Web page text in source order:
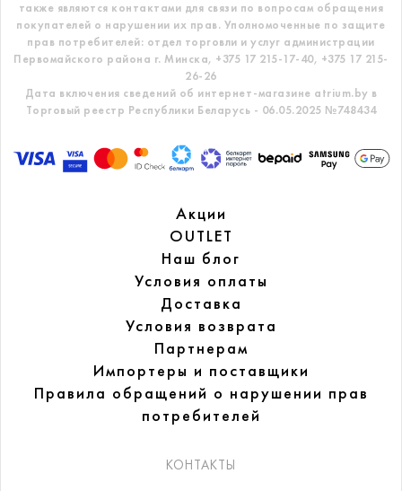
также являются контактами для связи по вопросам обращения
покупателей о нарушении их прав. Уполномоченные по защите
прав потребителей: отдел торговли и услуг администрации
Первомайского района г. Минска, +375 17 215-17-40, +375 17 215-
26-26
Дата включения сведений об интернет-магазине atrium.by в
Торговый реестр Республики Беларусь - 06.05.2025 №748434
Акции
OUTLET
Наш блог
Условия оплаты
Доставка
Условия возврата
Партнерам
Импортеры и поставщики
Правила обращений о нарушении прав
потребителей
КОНТАКТЫ